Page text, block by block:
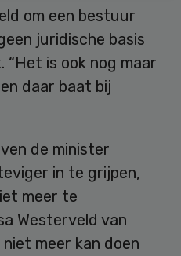
om een bestuur
juridische basis
“Het is ook nog maar
daar baat bij
de minister
in te grijpen,
meer te
Westerveld van
meer kan doen